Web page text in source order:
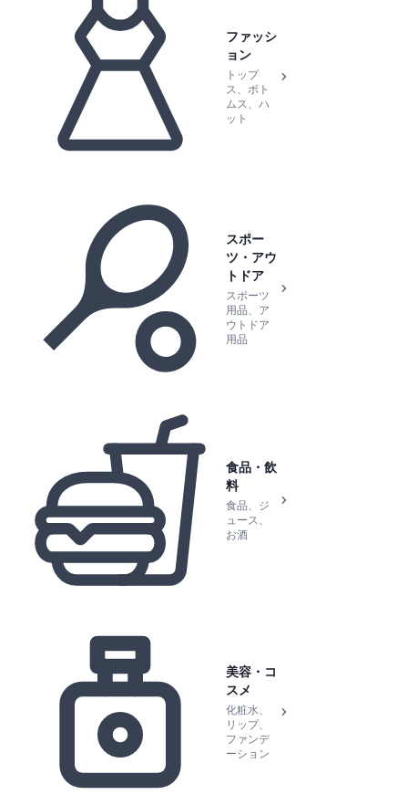
ファッシ
ョン
トップ
ス、ボト
ムス、ハ
ット
スポー
ツ・アウ
トドア
スポーツ
用品、ア
ウトドア
用品
食品・飲
料
食品、ジ
ュース、
お酒
美容・コ
スメ
化粧水、
リップ、
ファンデ
ーション